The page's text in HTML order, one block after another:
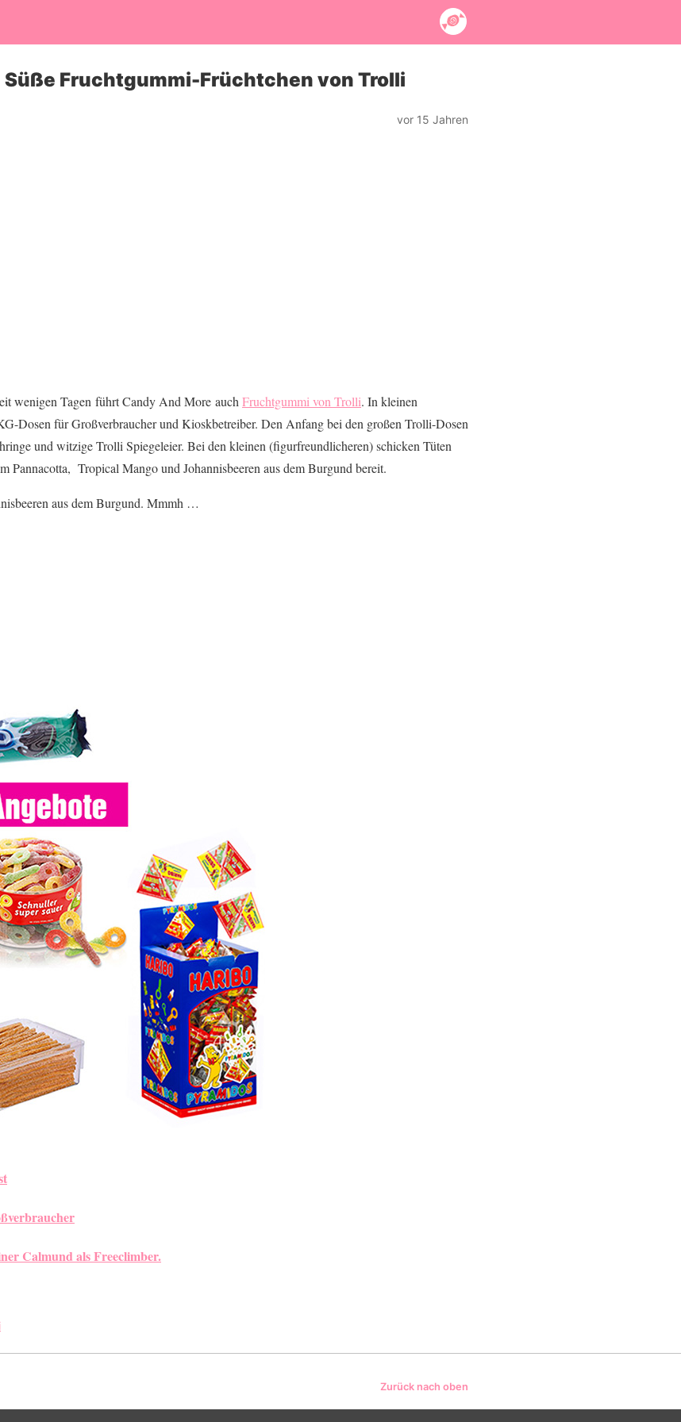
Süße Fruchtgummi-Früchtchen von Trolli
vor 15 Jahren
wenigen Tagen führt Candy And More auch Fruchtgummi von Trolli. In kleinen
Dosen für Großverbraucher und Kioskbetreiber. Den Anfang bei den großen Trolli-Dosen
und witzige Trolli Spiegeleier. Bei den kleinen (figurfreundlicheren) schicken Tüten
Pannacotta, Tropical Mango und Johannisbeeren aus dem Burgund bereit.
aus dem Burgund. Mmmh …
Calmund als Freeclimber.
Zurück nach oben